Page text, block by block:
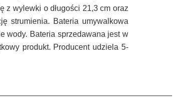
z wylewki o długości 21,3 cm oraz
strumienia. Bateria umywalkowa
wody. Bateria sprzedawana jest w
produkt. Producent udziela 5-